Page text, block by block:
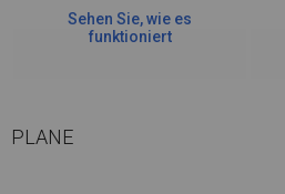
Sehen Sie, wie es
funktioniert
PLANE